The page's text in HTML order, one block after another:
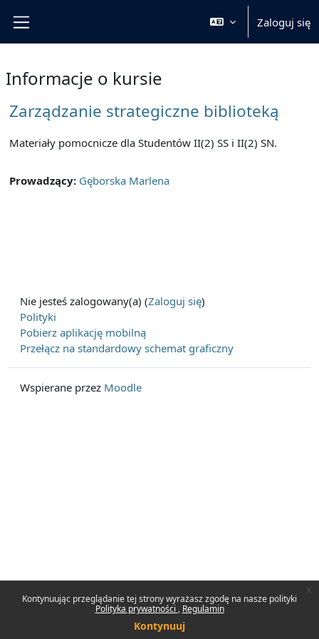
Kontynuując przeglądanie tej strony wyrażasz zgodę na nasze polityki
Polityka prywatności
Regulamin
Kontynuuj
Zaloguj się
Informacje o kursie
Zarządzanie strategiczne biblioteką
Materiały pomocnicze dla Studentów II(2) SS i II(2) SN.
Prowadzący: Gęborska Marlena
Nie jesteś zalogowany(a) (Zaloguj się)
Polityki
Pobierz aplikację mobilną
Przełącz na standardowy schemat graficzny
Wspierane przez Moodle